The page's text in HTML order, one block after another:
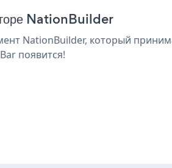
NationBuilder
NationBuilder, который
появится!